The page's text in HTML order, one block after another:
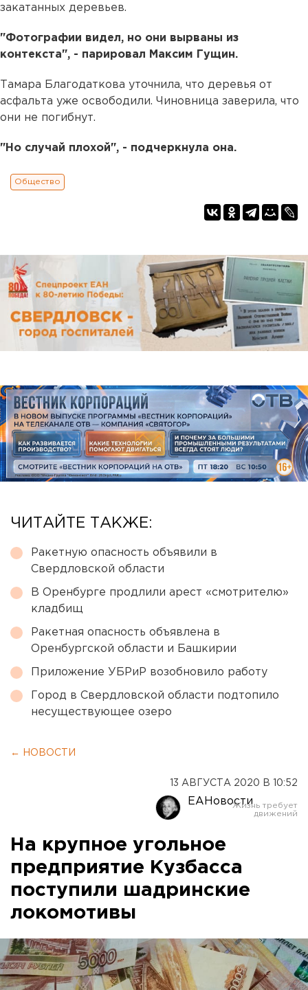
закатанных деревьев.
"Фотографии видел, но они вырваны из
контекста", - парировал Максим Гущин.
Тамара Благодаткова уточнила, что деревья от
асфальта уже освободили. Чиновница заверила, что
они не погибнут.
"Но случай плохой", - подчеркнула она.
Общество
ЧИТАЙТЕ ТАКЖЕ:
Ракетную опасность объявили в
Свердловской области
В Оренбурге продлили арест «смотрителю»
кладбищ
Ракетная опасность объявлена в
Оренбургской области и Башкирии
Приложение УБРиР возобновило работу
Город в Свердловской области подтопило
несуществующее озеро
← НОВОСТИ
13 АВГУСТА 2020 В 10:52
ЕАНовости
На крупное угольное
предприятие Кузбасса
поступили шадринские
локомотивы